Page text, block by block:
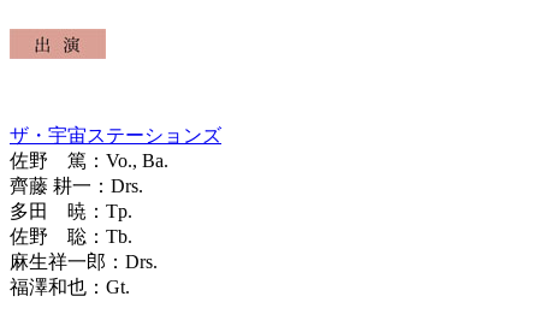
ザ・宇宙ステーションズ
佐野 篤：Vo., Ba.
齊藤 耕一：Drs.
多田 暁：Tp.
佐野 聡：Tb.
麻生祥一郎：Drs.
福澤和也：Gt.